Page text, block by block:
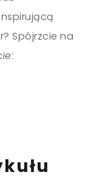
Spójrzcie na